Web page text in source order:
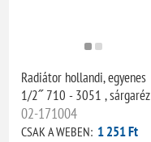
Radiátor hollandi, egyenes
1/2˝ 710 - 3051 , sárgaréz
02-171004
CSAK A WEBEN: 1 251 Ft